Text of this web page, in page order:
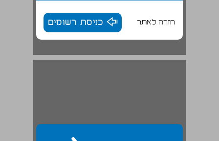
חזרה לאתר כניסת רשומים